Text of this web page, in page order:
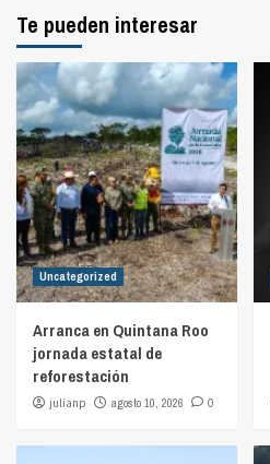
Te pueden interesar
Uncategorized
Arranca en Quintana Roo
jornada estatal de
reforestación
julianp agosto 10, 2026 0